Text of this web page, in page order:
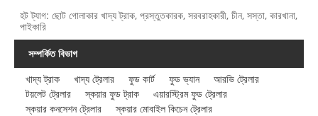
হট ট্যাগ: ছোট গোলাকার খাদ্য ট্রাক, প্রস্তুতকারক, সরবরাহকারী, চীন, সস্তা, কারখানা,
পাইকারি
সম্পর্কিত বিভাগ
খাদ্য ট্রাক
খাদ্য ট্রেলার ফুড কার্ট ফুড ভ্যান
আরভি ট্রেলার
টয়লেট ট্রেলার
স্কয়ার ফুড ট্রাক
এয়ারস্ট্রিম ফুড ট্রেলার
স্কয়ার কনসেশন ট্রেলার
স্কয়ার মোবাইল কিচেন ট্রেলার